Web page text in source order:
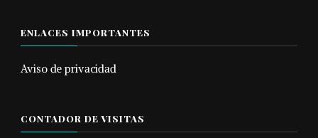
ENLACES IMPORTANTES
Aviso de privacidad
CONTADOR DE VISITAS